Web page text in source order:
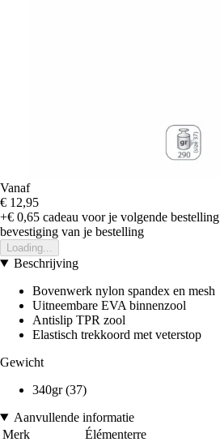
Vanaf
€ 12,95
+€ 0,65 cadeau voor je volgende bestelling
bevestiging van je bestelling
Loading...
Beschrijving
Bovenwerk nylon spandex en mesh
Uitneembare EVA binnenzool
Antislip TPR zool
Elastisch trekkoord met veterstop
Gewicht
340gr (37)
Aanvullende informatie
Merk
Élémenterre